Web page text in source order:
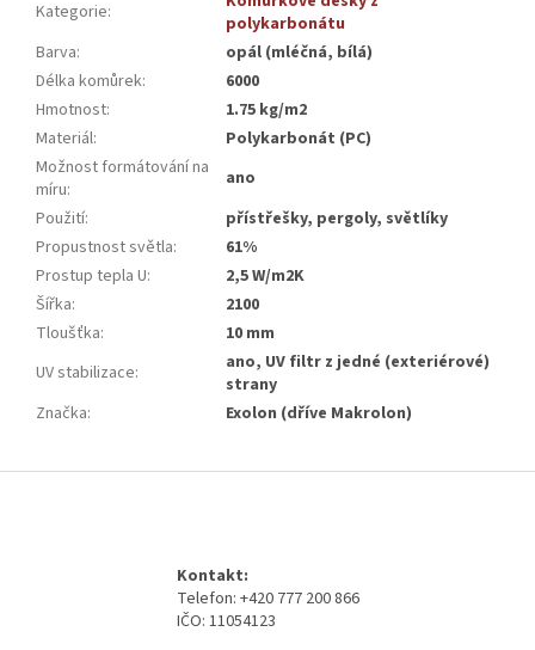
Kategorie:
polykarbonátu
Barva:
opál (mléčná, bílá)
Délka komůrek:
6000
Hmotnost:
1.75 kg/m2
Materiál:
Polykarbonát (PC)
Možnost formátování na
míru:
ano
Použití:
přístřešky, pergoly, světlíky
Propustnost světla:
61%
Prostup tepla U:
2,5 W/m2K
Šířka:
2100
Tloušťka:
10 mm
UV stabilizace:
ano, UV filtr z jedné (exteriérové)
strany
Značka: Exolon (dříve Makrolon)
Kontakt:
Telefon: +420 777 200 866
IČO: 11054123